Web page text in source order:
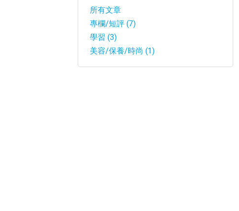
所有文章
專欄/短評 (7)
學習 (3)
美容/保養/時尚 (1)